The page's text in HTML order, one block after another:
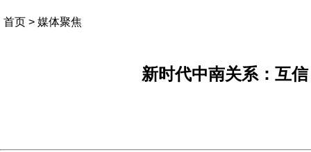
首页 > 媒体聚焦
新时代中南关系：互